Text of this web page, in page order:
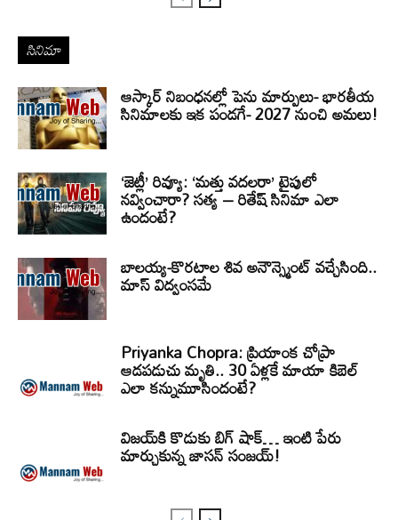
సినిమా
ఆస్కార్ నిబంధనల్లో పెను మార్పులు- భారతీయ
సినిమాలకు ఇక పండగే- 2027 నుంచి అమలు!
‘జెట్లీ’ రివ్యూ: ‘మత్తు వదలరా’ టైపులో
నవ్వించారా? సత్య – రితేష్ సినిమా ఎలా
ఉందంటే?
బాలయ్య-కొరటాల శివ అనౌన్స్మెంట్ వచ్చేసింది..
మాస్ విద్వంసమే
Priyanka Chopra: ప్రియాంక చోప్రా
ఆడపడుచు మృతి.. 30 ఏళ్లకే మాయా కిబెల్
ఎలా కన్నుమూసిందంటే?
విజయ్‌కి కొడుకు బిగ్ షాక్… ఇంటి పేరు
మార్చుకున్న జాసన్ సంజయ్!